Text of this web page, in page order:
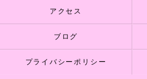
アクセス
ブログ
プライバシーポリシー